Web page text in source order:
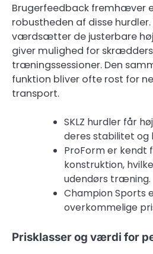
Brugerfeedback fremhæver
robustheden af disse
værdsætter de justerbare
giver mulighed for
træningssessioner. Den
funktion bliver ofte rost for
transport.
SKLZ hurdler får
deres stabilitet og
ProForm er kendt
konstruktion,
udendørs træning.
Champion Sports
overkommelige
Prisklasser og værdi for